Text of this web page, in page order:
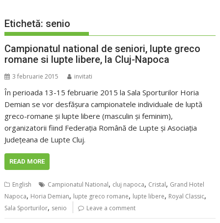
Etichetă: senio
Campionatul national de seniori, lupte greco
romane si lupte libere, la Cluj-Napoca
3 februarie 2015 invitati
În perioada 13-15 februarie 2015 la Sala Sporturilor Horia
Demian se vor desfășura campionatele individuale de luptă
greco-romane și lupte libere (masculin și feminim),
organizatorii fiind Federația Română de Lupte și Asociația
Județeana de Lupte Cluj.
READ MORE
English Campionatul National, cluj napoca, Cristal, Grand Hotel
Napoca, Horia Demian, lupte greco romane, lupte libere, Royal Classic,
Sala Sporturilor, senio Leave a comment